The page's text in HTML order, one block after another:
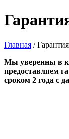
Главная /Гарантия
Мы уверенны в
предоставляем
сроком 2 года с